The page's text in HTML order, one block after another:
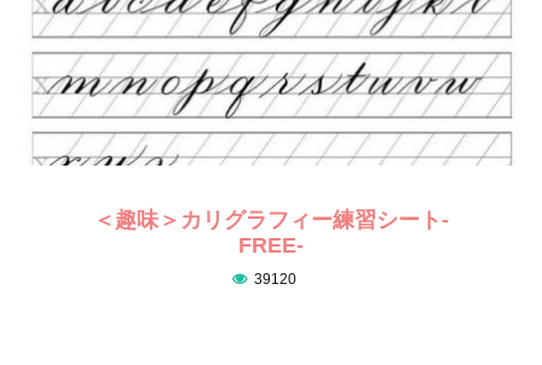
＜趣味＞カリグラフィー練習シート-
FREE-
39120